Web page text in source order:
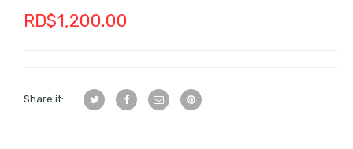
RD$1,200.00
Share it: